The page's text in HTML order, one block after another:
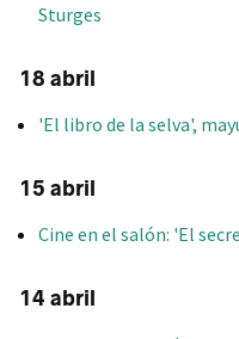
Sturges
18 abril
'El libro de la selva',
15 abril
Cine en el salón: 'El
14 abril